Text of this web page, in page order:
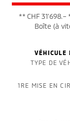
** CHF 31'698.–
Boîte (à
VÉHICULE
TYPE DE
1RE MISE EN